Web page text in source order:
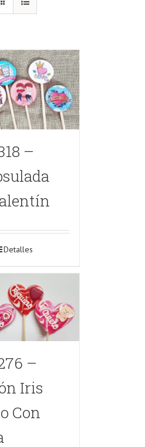
–
Detalles
–
Iris
Con